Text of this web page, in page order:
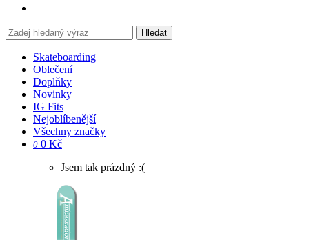
Hledat
Skateboarding
Oblečení
Doplňky
Novinky
IG Fits
Nejoblíbenější
Všechny značky
0 0 Kč
Jsem tak prázdný :(